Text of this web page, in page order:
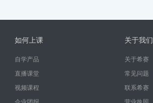
如何上课
自学产品
直播课堂
视频课程
关于我们
关于希赛
常见问题
联系希赛